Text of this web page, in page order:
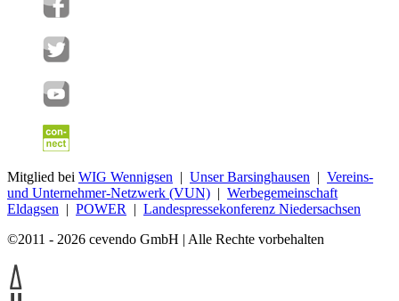
Mitglied bei WIG Wennigsen | Unser Barsinghausen | Vereins-
und Unternehmer-Netzwerk (VUN) | Werbegemeinschaft
Eldagsen | POWER | Landespressekonferenz Niedersachsen
©2011 - 2026 cevendo GmbH | Alle Rechte vorbehalten